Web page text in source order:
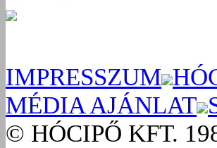
IMPRESSZUM
MÉDIA AJÁNLAT
© HÓCIPŐ KFT.